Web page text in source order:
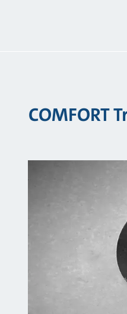
COMFORT